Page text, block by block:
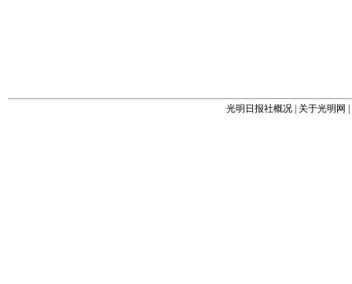
光明日报社概况 关于光明网